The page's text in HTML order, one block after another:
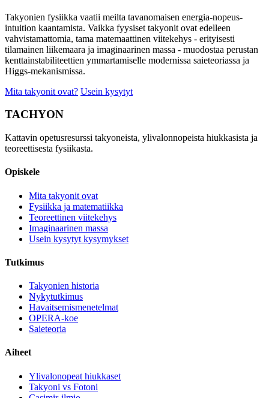
Takyonien fysiikka vaatii meilta tavanomaisen energia-nopeus-
intuition kaantamista. Vaikka fyysiset takyonit ovat edelleen
vahvistamattomia, tama matemaattinen viitekehys - erityisesti
tilamainen liikemaara ja imaginaarinen massa - muodostaa perustan
kenttainstabiliteettien ymmartamiselle modernissa saieteoriassa ja
Higgs-mekanismissa.
Mita takyonit ovat? Usein kysytyt
TACHYON
Kattavin opetusresurssi takyoneista, ylivalonnopeista hiukkasista ja
teoreettisesta fysiikasta.
Opiskele
Mita takyonit ovat
Fysiikka ja matematiikka
Teoreettinen viitekehys
Imaginaarinen massa
Usein kysytyt kysymykset
Tutkimus
Takyonien historia
Nykytutkimus
Havaitsemismenetelmat
OPERA-koe
Saieteoria
Aiheet
Ylivalonopeat hiukkaset
Takyoni vs Fotoni